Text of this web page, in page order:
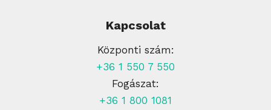
Kapcsolat
Központi szám:
+36 1 550 7 550
Fogászat:
+36 1 800 1081